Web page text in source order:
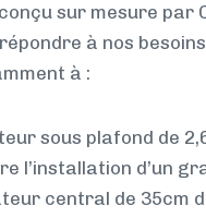
sur mesure par
à nos
à :
sous plafond de
l’installation d’un
central de 35cm